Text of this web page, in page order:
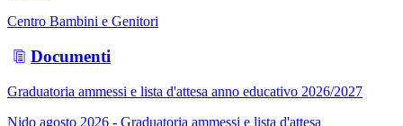
Centro Bambini e Genitori
Documenti
Graduatoria ammessi e lista d'attesa anno educativo 2026/2027
Nido agosto 2026 - Graduatoria ammessi e lista d'attesa